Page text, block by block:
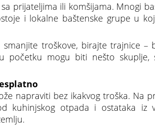
prijateljima ili komšijama. Mnogi
i lokalne baštenske grupe u
troškove, birajte trajnice –
početku mogu biti nešto skuplje,
napraviti bez ikakvog troška. Na
kuhinjskog otpada i ostataka iz